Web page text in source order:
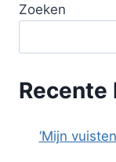
Zoeken
‘Mijn